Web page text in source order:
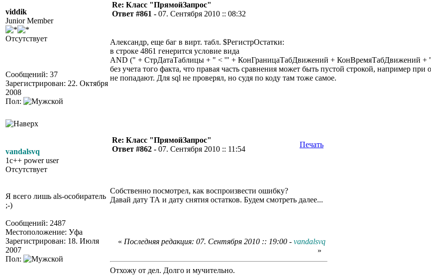
viddik
Junior Member
Отсутствует
Сообщений: 37
Зарегистрирован: 22. Октября
2008
Пол:
Re: Класс "ПрямойЗапрос"
Ответ #861 - 07. Сентября 2010 :: 08:32
Александр, еще баг в вирт. табл. $РегистрОстатки:
в строке 4861 генерится условие вида
AND (" + СтрДатаТаблицы + " < '" + КонГраницаТабДвижений + КонВремяТабДвижений +
без учета того факта, что правая часть сравнения может быть пустой строкой, например
не попадают. Для sql не проверял, но судя по коду там тоже самое.
vandalsvq
1c++ power user
Отсутствует
Я всего лишь als-особиратель
;-)
Сообщений: 2487
Местоположение: Уфа
Зарегистрирован: 18. Июля
2007
Пол:
Re: Класс "ПрямойЗапрос"
Ответ #862 - 07. Сентября 2010 :: 11:54
Печать
Собственно посмотрел, как воспроизвести ошибку?
Давай дату ТА и дату снятия остатков. Будем смотреть далее...
« Последняя редакция: 07. Сентября 2010 :: 19:00 - vandalsvq
»
Отхожу от дел. Долго и мучительно.